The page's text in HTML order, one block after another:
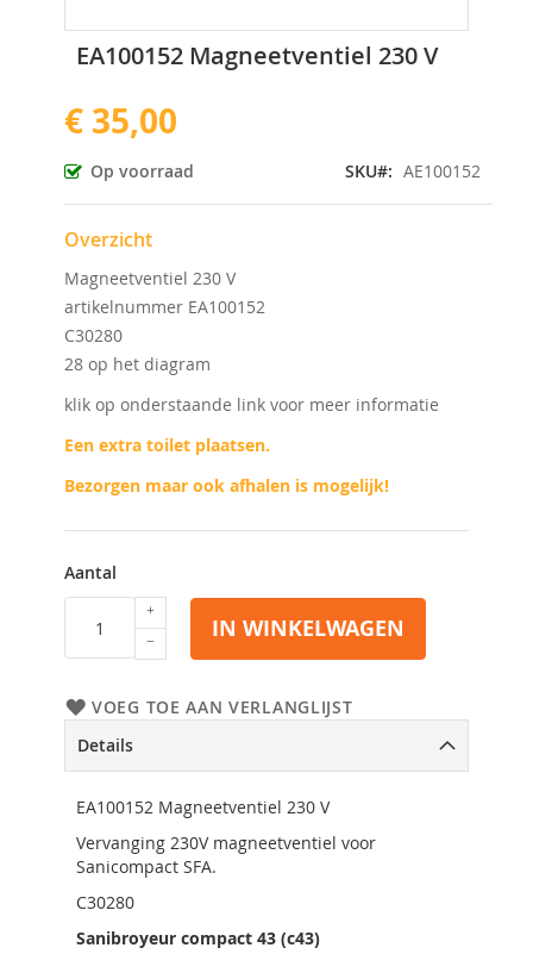
EA100152 Magneetventiel 230 V
€ 35,00
Op voorraad SKU AE100152
Overzicht
Magneetventiel 230 V
artikelnummer EA100152
C30280
28 op het diagram
klik op onderstaande link voor meer informatie
Een extra toilet plaatsen.
Bezorgen maar ook afhalen is mogelijk!
Aantal
IN WINKELWAGEN
VOEG TOE AAN VERLANGLIJST
naar
begin
van
de
afbeeldingen-
gallerij
Details
EA100152 Magneetventiel 230 V
Vervanging 230V magneetventiel voor
Sanicompact SFA.
C30280
Sanibroyeur compact 43 (c43)